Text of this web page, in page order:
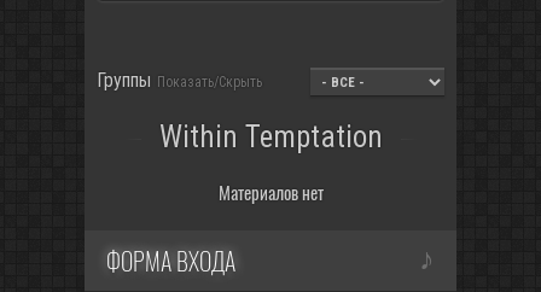
Группы Показать/Скрыть
Within Temptation
Материалов нет
ФОРМА ВХОДА